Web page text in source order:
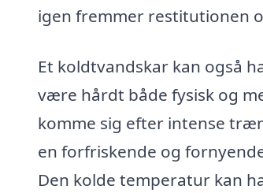
igen fremmer restitutionen
Et koldtvandskar kan også
være hårdt både fysisk og
komme sig efter intense
en forfriskende og
Den kolde temperatur kan